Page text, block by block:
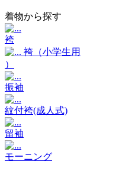
着物から探す
袴
袴（小学生用
）
振袖
紋付袴(成人式)
留袖
モーニング